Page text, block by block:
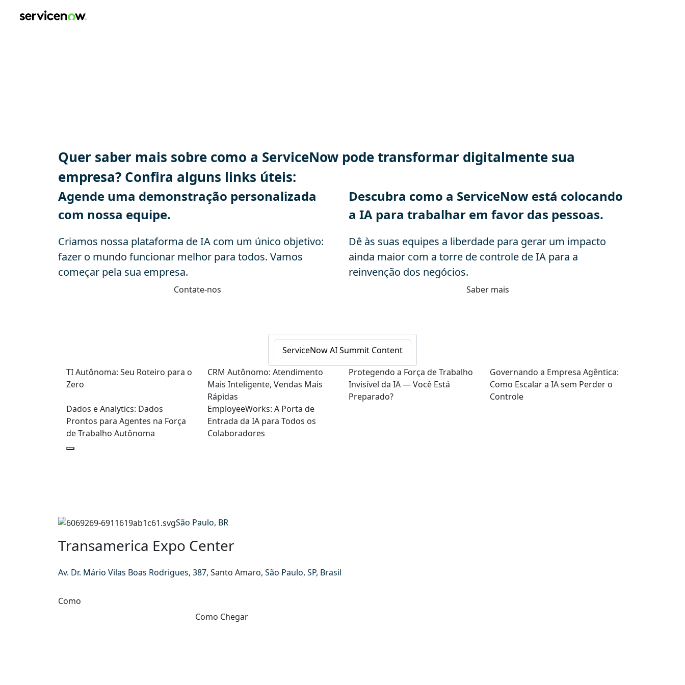
Quer saber mais sobre como a ServiceNow pode transformar digitalmente sua
empresa? Confira alguns links úteis:
Agende uma demonstração personalizada
com nossa equipe.
Criamos nossa plataforma de IA com um único objetivo:
fazer o mundo funcionar melhor para todos. Vamos
começar pela sua empresa.
Descubra como a ServiceNow está colocando
a IA para trabalhar em favor das pessoas.
Dê às suas equipes a liberdade para gerar um impacto
ainda maior com a torre de controle de IA para a
reinvenção dos negócios.
Contate-nos Saber mais
ServiceNow AI Summit Content
TI Autônoma: Seu Roteiro para o
Zero
CRM Autônomo: Atendimento
Mais Inteligente, Vendas Mais
Rápidas
Protegendo a Força de Trabalho
Invisível da IA — Você Está
Preparado?
Governando a Empresa Agêntica:
Como Escalar a IA sem Perder o
Controle
Dados e Analytics: Dados
Prontos para Agentes na Força
de Trabalho Autônoma
EmployeeWorks: A Porta de
Entrada da IA para Todos os
Colaboradores
São Paulo, BR
Transamerica Expo Center
Av. Dr. Mário Vilas Boas Rodrigues, 387, Santo Amaro, São Paulo, SP, Brasil
Como
Como Chegar